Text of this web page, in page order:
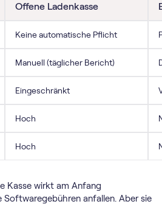
Offene Ladenkasse
Keine automatische Pflicht
Manuell (täglicher Bericht)
Eingeschränkt
Hoch
Hoch
Kasse wirkt am Anfang
Softwaregebühren anfallen. Aber sie